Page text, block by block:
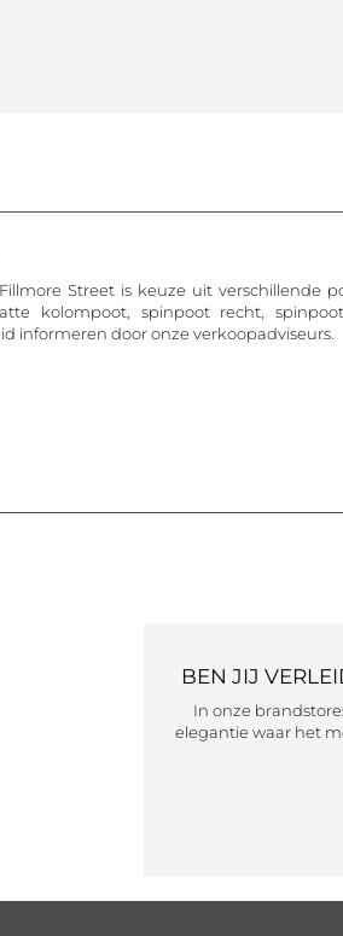
Street is keuze uit verschillende
kolompoot, spinpoot recht,
informeren door onze verkoopadviseurs.
BEN JIJ
In onze
elegantie waar het